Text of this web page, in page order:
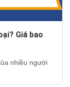
Giá bao
nhiều người